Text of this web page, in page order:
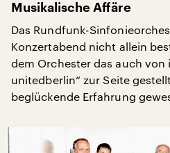
Musikalische Affäre
Das Rundfunk-
Konzertabend nicht allein
dem Orchester das auch von
unitedberlin“ zur Seite
beglückende Erfahrung